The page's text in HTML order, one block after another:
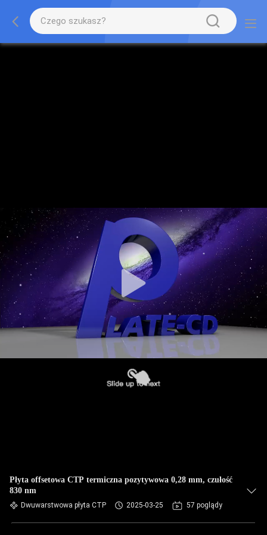
Płyta offsetowa CTP termiczna pozytywowa 0,28 mm, czułość
830 nm
Dwuwarstwowa płyta CTP 2025-03-25 57 poglądy